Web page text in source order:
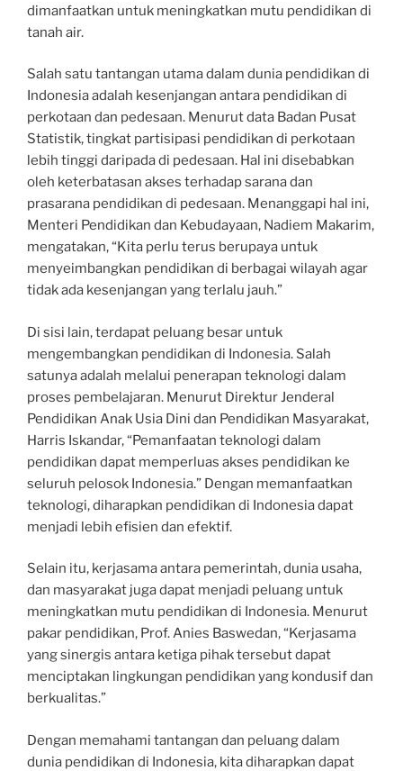
dimanfaatkan untuk meningkatkan mutu pendidikan di
tanah air.
Salah satu tantangan utama dalam dunia pendidikan di
Indonesia adalah kesenjangan antara pendidikan di
perkotaan dan pedesaan. Menurut data Badan Pusat
Statistik, tingkat partisipasi pendidikan di perkotaan
lebih tinggi daripada di pedesaan. Hal ini disebabkan
oleh keterbatasan akses terhadap sarana dan
prasarana pendidikan di pedesaan. Menanggapi hal ini,
Menteri Pendidikan dan Kebudayaan, Nadiem Makarim,
mengatakan, “Kita perlu terus berupaya untuk
menyeimbangkan pendidikan di berbagai wilayah agar
tidak ada kesenjangan yang terlalu jauh.”
Di sisi lain, terdapat peluang besar untuk
mengembangkan pendidikan di Indonesia. Salah
satunya adalah melalui penerapan teknologi dalam
proses pembelajaran. Menurut Direktur Jenderal
Pendidikan Anak Usia Dini dan Pendidikan Masyarakat,
Harris Iskandar, “Pemanfaatan teknologi dalam
pendidikan dapat memperluas akses pendidikan ke
seluruh pelosok Indonesia.” Dengan memanfaatkan
teknologi, diharapkan pendidikan di Indonesia dapat
menjadi lebih efisien dan efektif.
Selain itu, kerjasama antara pemerintah, dunia usaha,
dan masyarakat juga dapat menjadi peluang untuk
meningkatkan mutu pendidikan di Indonesia. Menurut
pakar pendidikan, Prof. Anies Baswedan, “Kerjasama
yang sinergis antara ketiga pihak tersebut dapat
menciptakan lingkungan pendidikan yang kondusif dan
berkualitas.”
Dengan memahami tantangan dan peluang dalam
dunia pendidikan di Indonesia, kita diharapkan dapat